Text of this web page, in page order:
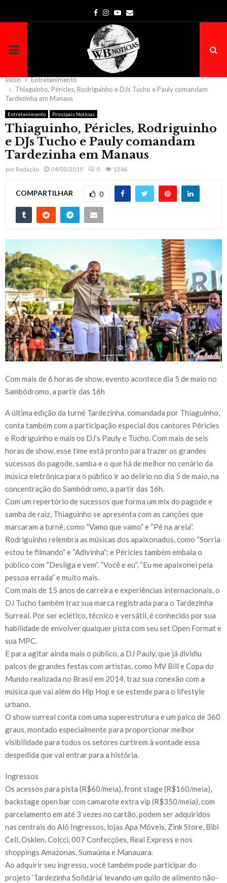
Facebook
Instagram
Youtube
Email
PRIMARY
MENU
Início
Entretenimento
Thiaguinho, Péricles, Rodriguinho e DJs Tucho e Pauly comandam
Tardezinha em Manaus
Entretenimento Principais Notícias
Thiaguinho, Péricles, Rodriguinho
e DJs Tucho e Pauly comandam
Tardezinha em Manaus
por Redação 04/05/2019 0 1346
COMPARTILHAR 0
Com mais de 6 horas de show, evento acontece dia 5 de maio no
Sambódromo, a partir das 16h
A última edição da turnê Tardezinha, comandada por Thiaguinho,
conta também com a participação especial dos cantores Péricles
e Rodriguinho e mais os DJ’s Pauly e Tucho. Com mais de seis
horas de show, esse time está pronto para trazer os grandes
sucessos do pagode, samba e o que há de melhor no cenário da
música eletrônica para o público ir ao delírio no dia 5 de maio, na
concentração do Sambódromo, a partir das 16h.
Com um repertório de sucessos que forma um mix do pagode e
samba de raiz, Thiaguinho se apresenta com as canções que
marcaram a turnê, como “Vamo que vamo” e “Pé na areia”.
Rodriguinho relembra as músicas dos apaixonados, como “Sorria
estou te filmando” e “Adivinha”; e Péricles também embala o
público com “Desliga e vem”, “Você e eu”, “Eu me apaixonei pela
pessoa errada” e muito mais.
Com mais de 15 anos de carreira e experiências internacionais, o
DJ Tucho também traz sua marca registrada para o Tardezinha
Surreal. Por ser eclético, técnico e versátil, é conhecido por sua
habilidade de envolver qualquer pista com seu set Open Format e
sua MPC.
E para agitar ainda mais o público, a DJ Pauly, que já dividiu
palcos de grandes festas com artistas, como MV Bill e Copa do
Mundo realizada no Brasil em 2014, traz sua conexão com a
música que vai além do Hip Hop e se estende para o lifestyle
urbano.
O show surreal conta com uma superestrutura e um palco de 360
graus, montado especialmente para proporcionar melhor
visibilidade para todos os setores curtirem à vontade essa
despedida que vai entrar para a história.
Ingressos
Os acessos para pista (R$60/meia), front stage (R$160/meia),
backstage open bar com camarote extra vip (R$350/meia), com
parcelamento em até 3 vezes no cartão, podem ser adquiridos
nas centrais do Alô Ingressos, lojas Apa Móveis, Zink Store, Bibi
Cell, Osklen, Colcci, 007 Confecções, Real Express e nos
shoppings Amazonas, Sumaúma e Manauara.
Ao adquirir seu ingresso, você também pode participar do
projeto ‘Tardezinha Solidária’ levando um quilo de alimento não-